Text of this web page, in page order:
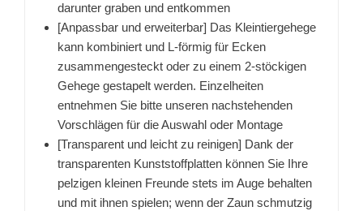
darunter graben und entkommen
[Anpassbar und erweiterbar] Das Kleintiergehege
kann kombiniert und L-förmig für Ecken
zusammengesteckt oder zu einem 2-stöckigen
Gehege gestapelt werden. Einzelheiten
entnehmen Sie bitte unseren nachstehenden
Vorschlägen für die Auswahl oder Montage
[Transparent und leicht zu reinigen] Dank der
transparenten Kunststoffplatten können Sie Ihre
pelzigen kleinen Freunde stets im Auge behalten
und mit ihnen spielen; wenn der Zaun schmutzig